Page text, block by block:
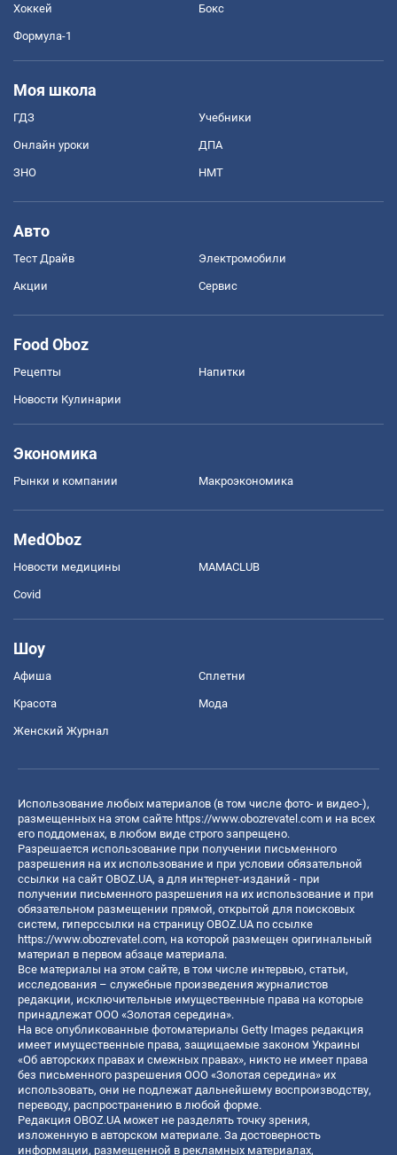
Хоккей Бокс
Формула-1
Моя школа
ГДЗ Учебники
Онлайн уроки ДПА
ЗНО НМТ
Авто
Тест Драйв Электромобили
Акции Сервис
Food Oboz
Рецепты Напитки
Новости Кулинарии
Экономика
Рынки и компании Mакроэкономика
MedOboz
Новости медицины MAMACLUB
Covid
Шоу
Афиша Сплетни
Красота Мода
Женский Журнал
Использование любых материалов (в том числе фото- и видео-),
размещенных на этом сайте https://www.obozrevatel.com и на всех
его поддоменах, в любом виде строго запрещено.
Разрешается использование при получении письменного
разрешения на их использование и при условии обязательной
ссылки на сайт OBOZ.UA, а для интернет-изданий - при
получении письменного разрешения на их использование и при
обязательном размещении прямой, открытой для поисковых
систем, гиперссылки на страницу OBOZ.UA по ссылке
https://www.obozrevatel.com, на которой размещен оригинальный
материал в первом абзаце материала.
Все материалы на этом сайте, в том числе интервью, статьи,
исследования – служебные произведения журналистов
редакции, исключительные имущественные права на которые
принадлежат ООО «Золотая середина».
На все опубликованные фотоматериалы Getty Images редакция
имеет имущественные права, защищаемые законом Украины
«Об авторских правах и смежных правах», никто не имеет права
без письменного разрешения ООО «Золотая середина» их
использовать, они не подлежат дальнейшему воспроизводству,
переводу, распространению в любой форме.
Редакция OBOZ.UA может не разделять точку зрения,
изложенную в авторском материале. За достоверность
информации, размещенной в рекламных материалах,